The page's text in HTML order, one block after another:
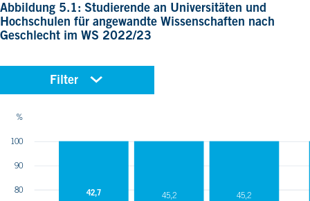
Abbildung 5.1: Studierende an Universitäten und
Hochschulen für angewandte Wissenschaften nach
Geschlecht im WS 2022/23
Filter
Metropole Ruhr
80
90
100
%
42,7 45,2 45,2